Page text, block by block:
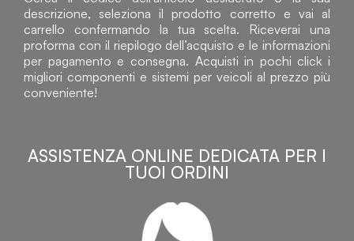
descrizione, seleziona il prodotto corretto e vai al
carrello confermando la tua scelta. Riceverai una
proforma con il riepilogo dell’acquisto e le informazioni
per pagamento e consegna. Acquisti in pochi click i
migliori componenti e sistemi per veicoli al prezzo più
conveniente!
ASSISTENZA ONLINE DEDICATA PER I
TUOI ORDINI